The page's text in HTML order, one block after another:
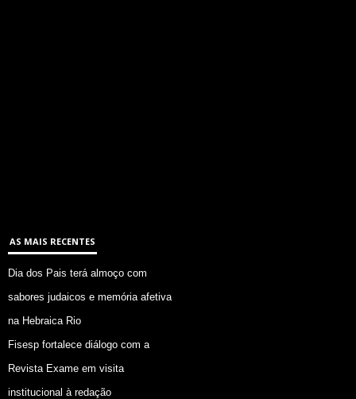
AS MAIS RECENTES
Dia dos Pais terá almoço com
sabores judaicos e memória afetiva
na Hebraica Rio
Fisesp fortalece diálogo com a
Revista Exame em visita
institucional à redação